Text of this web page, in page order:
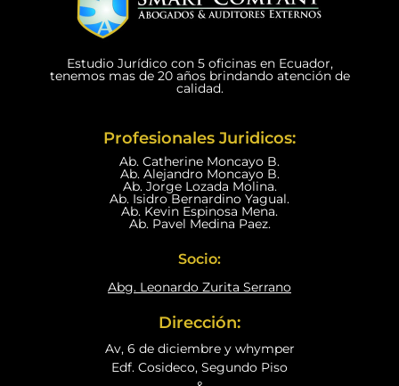
Estudio Jurídico con 5 oficinas en Ecuador,
tenemos mas de 20 años brindando atención de
calidad.
Profesionales Juridicos:
Ab. Catherine Moncayo B.
Ab. Alejandro Moncayo B.
Ab. Jorge Lozada Molina.
Ab. Isidro Bernardino Yagual.
Ab. Kevin Espinosa Mena.
Ab. Pavel Medina Paez.
Socio:
Abg. Leonardo Zurita Serrano
Dirección:
Av, 6 de diciembre y whymper
Edf. Cosideco, Segundo Piso